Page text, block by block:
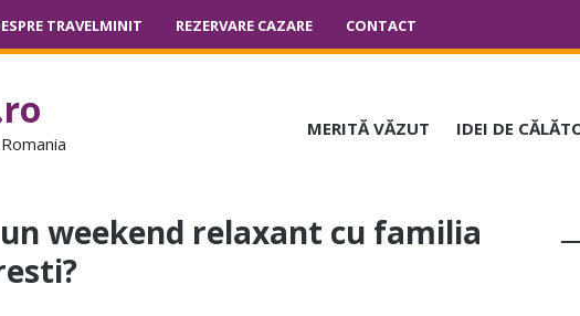
TRAVELMINIT REZERVARE CAZARE CONTACT
MERITĂ VĂZUT IDEI DE
weekend relaxant cu familia